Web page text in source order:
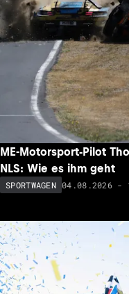
ME-Motorsport-Pilot
NLS: Wie es ihm geht
SPORTWAGEN 04.08.2026 -